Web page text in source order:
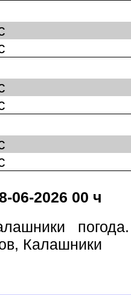
06-2026 00 ч
Калашники